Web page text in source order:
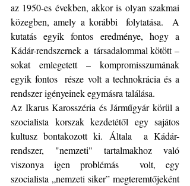
az 1950-es években, akkor is olyan szakmai
közegben, amely a korábbi  folytatása.
A
kutatás egyik fontos eredménye, hogy a
Kádár-rendszernek a  társadalommal kötött –
sokat emlegetett – kompromisszumának
egyik fontos  része volt a technokrácia és a
rendszer igényeinek egymásra találása.
Az Ikarus Karosszéria és Járműgyár körül a
szocialista korszak kezdetétől egy sajátos
kultusz bontakozott ki. Általa  a Kádár-
rendszer, "nemzeti" tartalmakhoz való
viszonya igen problémás  volt, egy
szocialista „nemzeti siker” megteremtőjeként